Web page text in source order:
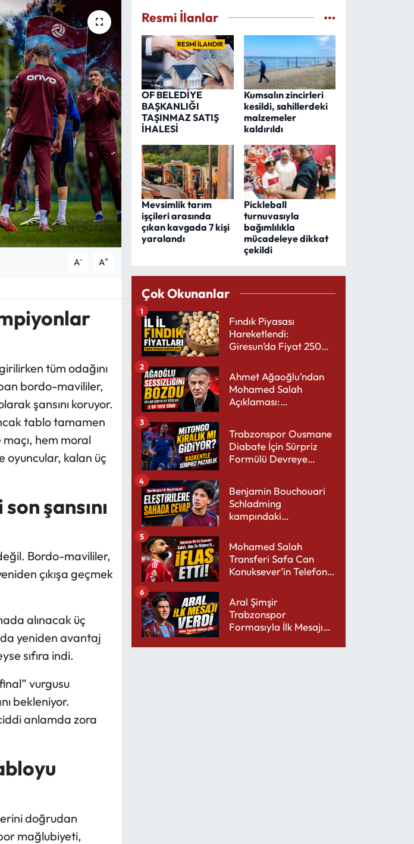
A- A+
tüm odağını
bordo-mavililer,
şansını koruyor.
tablo tamamen
hem moral
oyuncular, kalan üç
şansını
Bordo-mavililer,
çıkışa geçmek
alınacak üç
yeniden avantaj
sıfıra indi.
vurgusu
bekleniyor.
anlamda zora
doğrudan
mağlubiyeti,
Resmi İlanlar
RESMİ İLANDIR
OF BELEDİYE
BAŞKANLIĞI
TAŞINMAZ SATIŞ
İHALESİ
Kumsalın zincirleri
kesildi, sahillerdeki
malzemeler
kaldırıldı
Mevsimlik tarım
işçileri arasında
çıkan kavgada 7 kişi
yaralandı
Pickleball
turnuvasıyla
bağımlılıkla
mücadeleye dikkat
çekildi
Çok Okunanlar
Fındık Piyasası
Hareketlendi:
Giresun’da Fiyat 250
1
Ahmet Ağaoğlu’ndan
Mohamed Salah
Açıklaması:
Yakışır
2
Trabzonspor Ousmane
Diabate İçin Sürpriz
Formülü Devreye
3
Benjamin Bouchouari
Schladming
kampındaki
4
Mohamed Salah
Transferi Safa Can
Konuksever’in Telefon
5
Aral Şimşir
Trabzonspor
Formasıyla İlk Mesajını
6